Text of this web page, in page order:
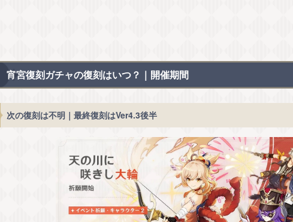
宵宮復刻ガチャの復刻はいつ？｜開催期間
次の復刻は不明｜最終復刻はVer4.3後半